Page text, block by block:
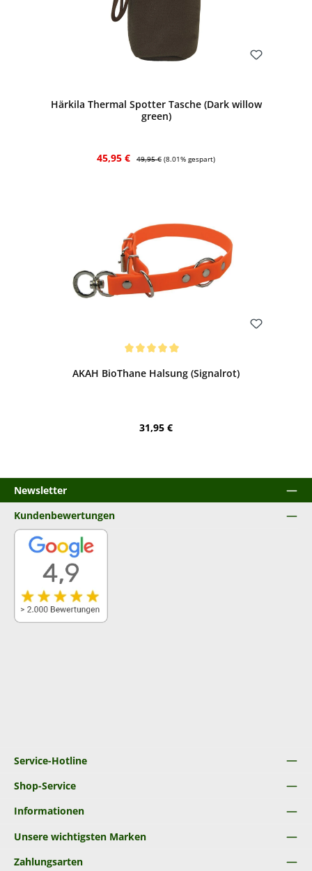
Härkila Thermal Spotter Tasche (Dark willow
green)
Verkaufspreis:
45,95 € Regulärer Preis:
49,95 € (8.01% gespart)
AKAH BioThane Halsung (Signalrot)
Regulärer Preis:
31,95 €
Newsletter
Service-Hotline
Shop-Service
Informationen
Unsere wichtigsten Marken
Kundenbewertungen
Zahlungsarten